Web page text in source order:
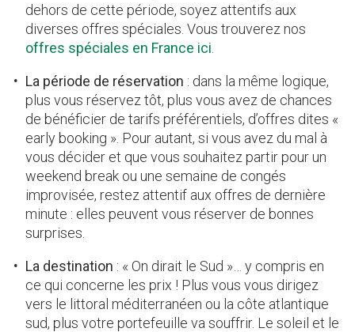
dehors de cette période, soyez attentifs aux
diverses offres spéciales. Vous trouverez nos
offres spéciales en France ici
La période de réservation : dans la même logique,
plus vous réservez tôt, plus vous avez de chances
de bénéficier de tarifs préférentiels, d’offres dites «
early booking ». Pour autant, si vous avez du mal à
vous décider et que vous souhaitez partir pour un
weekend break ou une semaine de congés
improvisée, restez attentif aux offres de dernière
minute : elles peuvent vous réserver de bonnes
surprises.
La destination : « On dirait le Sud »… y compris en
ce qui concerne les prix ! Plus vous vous dirigez
vers le littoral méditerranéen ou la côte atlantique
sud, plus votre portefeuille va souffrir. Le soleil et le